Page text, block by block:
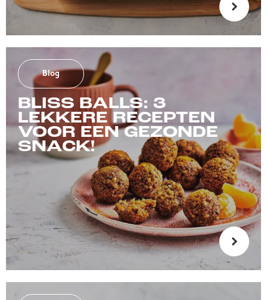
Blog
BLISS BALLS: 3
LEKKERE RECEPTEN
VOOR EEN GEZONDE
SNACK!